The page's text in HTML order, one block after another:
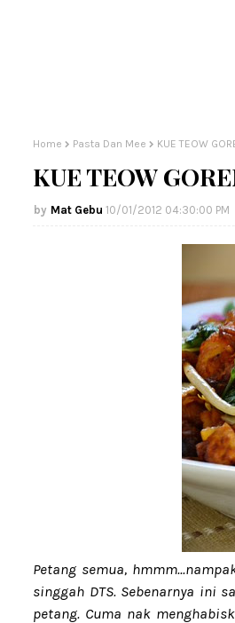
Home Pasta Dan Mee KUE TEOW
KUE TEOW
Mat Gebu 10/01/2012 04:30:00 PM
Petang semua,
singgah DTS. Sebenarnya ini
petang. Cuma nak